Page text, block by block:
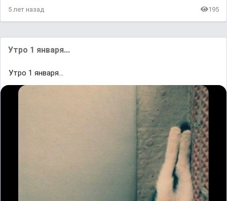
5 лет назад 195
Утро 1 января...
Утро 1 января...